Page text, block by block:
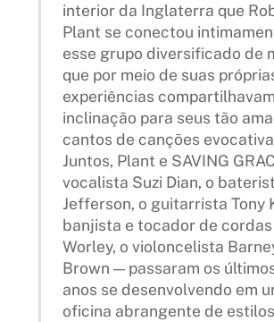
interior da Inglaterra que
Plant se conectou
esse grupo diversificado de
que por meio de suas
experiências
inclinação para seus tão
cantos de canções
Juntos, Plant e SAVING
vocalista Suzi Dian, o
Jefferson, o guitarrista Tony
banjista e tocador de
Worley, o violoncelista
Brown — passaram os
anos se desenvolvendo em
oficina abrangente de